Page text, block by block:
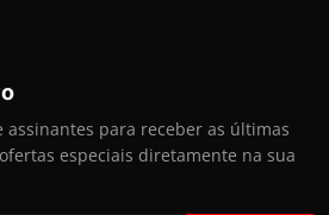
assinantes para receber as últimas
especiais diretamente na sua